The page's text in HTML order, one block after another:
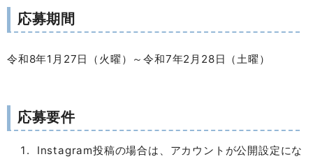
応募期間
令和8年1月27日（火曜）～令和7年2月28日（土曜）
応募要件
Instagram投稿の場合は、アカウントが公開設定にな